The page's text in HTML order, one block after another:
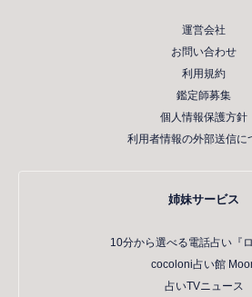
運営会社
お問い合わせ
利用規約
鑑定師募集
個人情報保護方針
利用者情報の外部送信に
姉妹サービス
10分から選べる電話占い『ロ
cocoloni占い館
占いTVニュース